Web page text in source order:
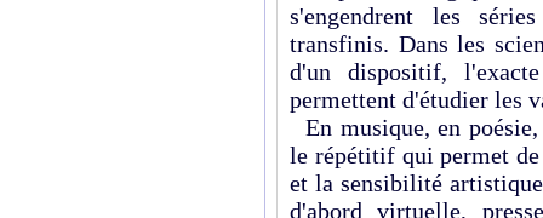
s'engendrent les
transfinis. Dans les
d'un dispositif,
permettent d'étudier les
En musique, en
le répétitif qui permet
et la sensibilité
d'abord virtuelle,